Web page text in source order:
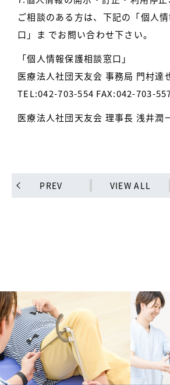
ご相談のある方は、下記の「個人
口」ま でお問い合わせ下さい。
「個人情報保護相談窓口」
医療法人社団天友会 事務局 門村達
TEL:042-703-554 FAX:042-703-
医療法人社団天友会 理事長 浅井潤
PREV VIEW ALL